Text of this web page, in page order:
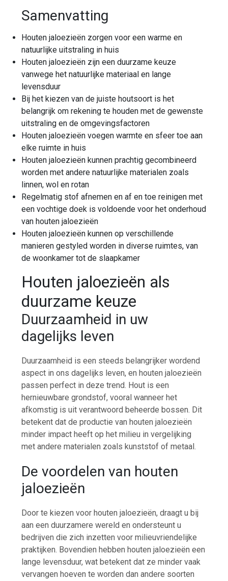
Samenvatting
Houten jaloezieën zorgen voor een warme en
natuurlijke uitstraling in huis
Houten jaloezieën zijn een duurzame keuze
vanwege het natuurlijke materiaal en lange
levensduur
Bij het kiezen van de juiste houtsoort is het
belangrijk om rekening te houden met de gewenste
uitstraling en de omgevingsfactoren
Houten jaloezieën voegen warmte en sfeer toe aan
elke ruimte in huis
Houten jaloezieën kunnen prachtig gecombineerd
worden met andere natuurlijke materialen zoals
linnen, wol en rotan
Regelmatig stof afnemen en af en toe reinigen met
een vochtige doek is voldoende voor het onderhoud
van houten jaloezieën
Houten jaloezieën kunnen op verschillende
manieren gestyled worden in diverse ruimtes, van
de woonkamer tot de slaapkamer
Houten jaloezieën als
duurzame keuze
Duurzaamheid in uw
dagelijks leven
Duurzaamheid is een steeds belangrijker wordend
aspect in ons dagelijks leven, en houten jaloezieën
passen perfect in deze trend. Hout is een
hernieuwbare grondstof, vooral wanneer het
afkomstig is uit verantwoord beheerde bossen. Dit
betekent dat de productie van houten jaloezieën
minder impact heeft op het milieu in vergelijking
met andere materialen zoals kunststof of metaal.
De voordelen van houten
jaloezieën
Door te kiezen voor houten jaloezieën, draagt u bij
aan een duurzamere wereld en ondersteunt u
bedrijven die zich inzetten voor milieuvriendelijke
praktijken. Bovendien hebben houten jaloezieën een
lange levensduur, wat betekent dat ze minder vaak
vervangen hoeven te worden dan andere soorten